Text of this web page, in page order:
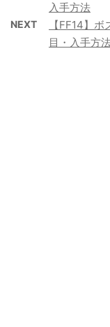
入手方法
NEXT
【FF14】
目・入手方